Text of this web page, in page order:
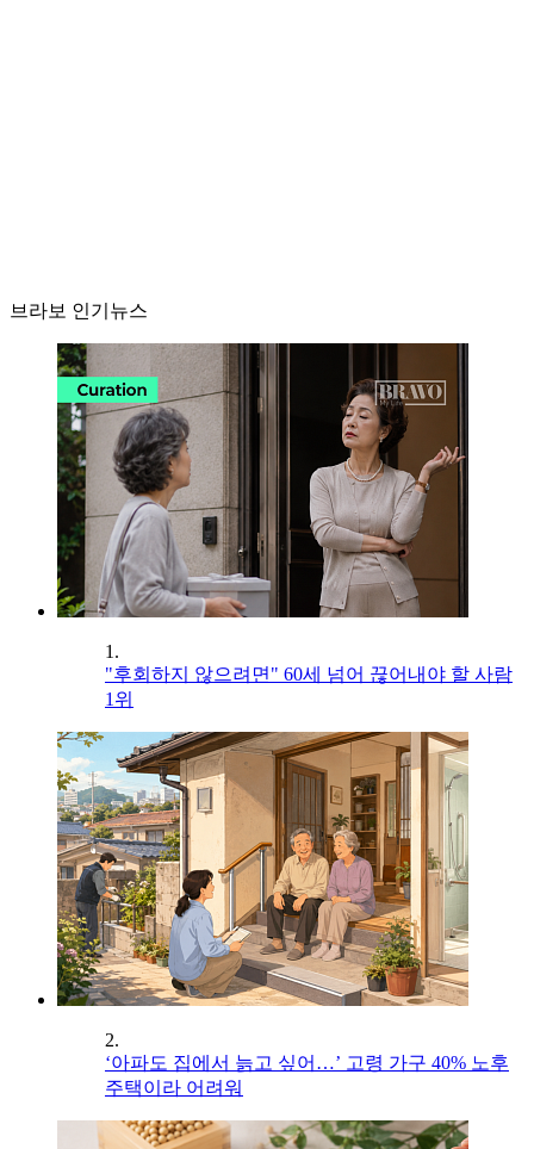
브라보 인기뉴스
1.
"후회하지 않으려면" 60세 넘어 끊어내야 할 사람
1위
2.
‘아파도 집에서 늙고 싶어…’ 고령 가구 40% 노후
주택이라 어려워